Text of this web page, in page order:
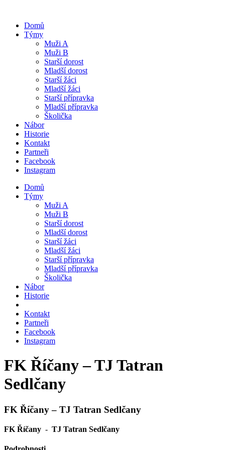
Domů
Týmy
Muži A
Muži B
Starší dorost
Mladší dorost
Starší žáci
Mladší žáci
Starší přípravka
Mladší přípravka
Školička
Nábor
Historie
Kontakt
Partneři
Facebook
Instagram
Domů
Týmy
Muži A
Muži B
Starší dorost
Mladší dorost
Starší žáci
Mladší žáci
Starší přípravka
Mladší přípravka
Školička
Nábor
Historie
Kontakt
Partneři
Facebook
Instagram
FK Říčany – TJ Tatran
Sedlčany
FK Říčany – TJ Tatran Sedlčany
FK Říčany - TJ Tatran Sedlčany